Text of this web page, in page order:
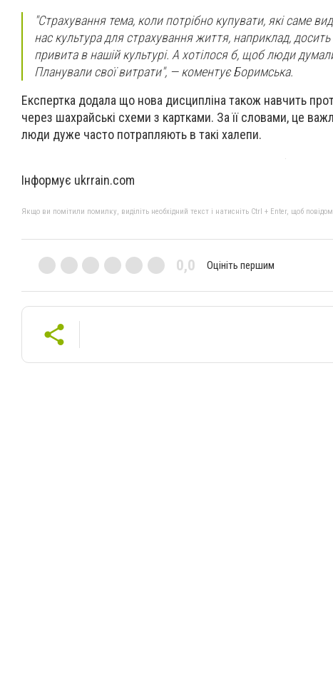
"Страхування тема, коли потрібно купувати, які саме
нас культура для страхування життя, наприклад,
привита в нашій культурі. А хотілося б, щоб люди
Планували свої витрати", — коментує Боримська.
Експертка додала що нова дисципліна також навчить
через шахрайські схеми з картками. За її словами, це
люди дуже часто потрапляють в такі халепи.
Інформує ukrrain.com
Якщо ви помітили помилку, виділіть необхідний текст і натисніть Ctrl + Enter, щоб
0,0 Оцініть першим